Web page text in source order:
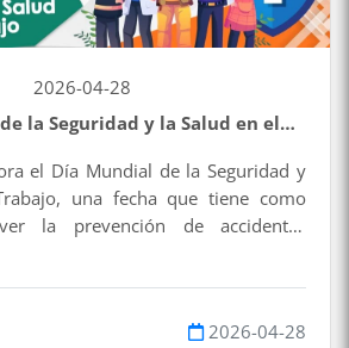
2026-04-28
la Seguridad y la Salud en el
el Día Mundial de la Seguridad y
una fecha que tiene como
la prevención de accidentes
la importancia de garantizar
dignas, seguras y saludables,
2026-04-28